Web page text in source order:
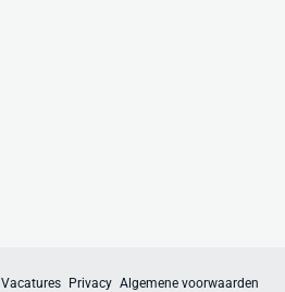
Vacatures Privacy Algemene voorwaarden